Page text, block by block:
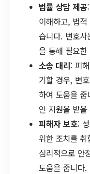
법률 상담 제공
이해하고, 법
습니다. 변호
을 통해 필요
소송 대리: 피
기할 경우, 변
하여 도움을
인 지원을 받
피해자 보호:
위한 조치를
심리적으로 안
도움을 줍니다.